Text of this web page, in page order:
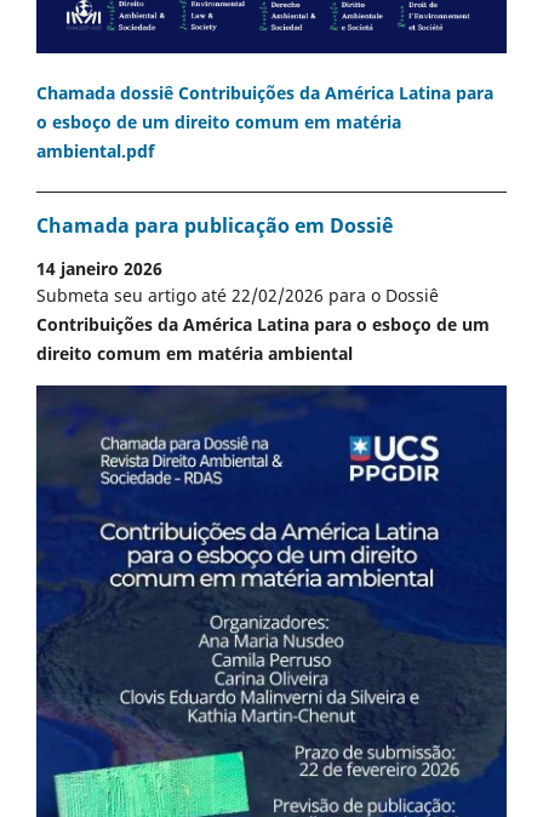
Chamada dossiê Contribuições da América Latina para
o esboço de um direito comum em matéria
ambiental.pdf
Chamada para publicação em Dossiê
14 janeiro 2026
Submeta seu artigo até 22/02/2026 para o Dossiê
Contribuições da América Latina para o esboço de um
direito comum em matéria ambiental